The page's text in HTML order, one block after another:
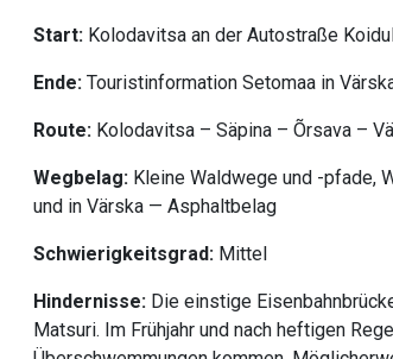
Start: Kolodavitsa an der Autostraße
Ende:Touristinformation Setomaa in
Route: Kolodavitsa – Säpina – Õrsava –
Wegbelag: Kleine Waldwege und -pfade,
und in Värska — Asphaltbelag
Schwierigkeitsgrad: Mittel
Hindernisse: Die einstige
Matsuri. Im Frühjahr und nach heftigen